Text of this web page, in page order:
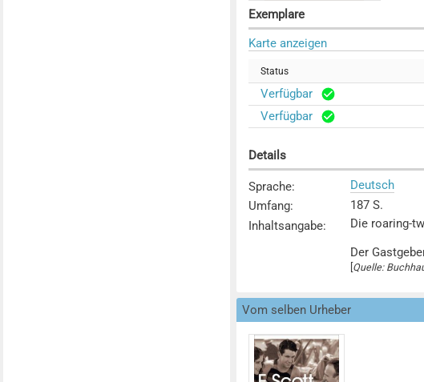
Exemplare
Karte anzeigen
Status
Verfügbar
Verfügbar
Details
Sprache:
Deutsch
Umfang:
187 S.
Inhaltsangabe:
Die roaring-
Der
Quelle:
Vom selben Urheber